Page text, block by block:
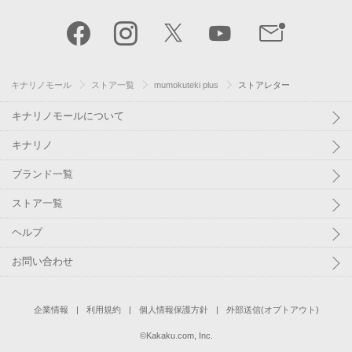
キナリノモール ストア一覧 mumokuteki plus ストアレター
キナリノモールについて
キナリノ
ブランド一覧
ストア一覧
ヘルプ
お問い合わせ
企業情報 利用規約 個人情報保護方針 外部送信(オプトアウト)
©Kakaku.com, Inc.